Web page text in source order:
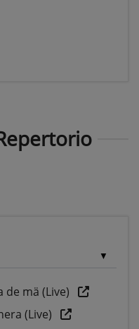
de mä (Live)
(Live)